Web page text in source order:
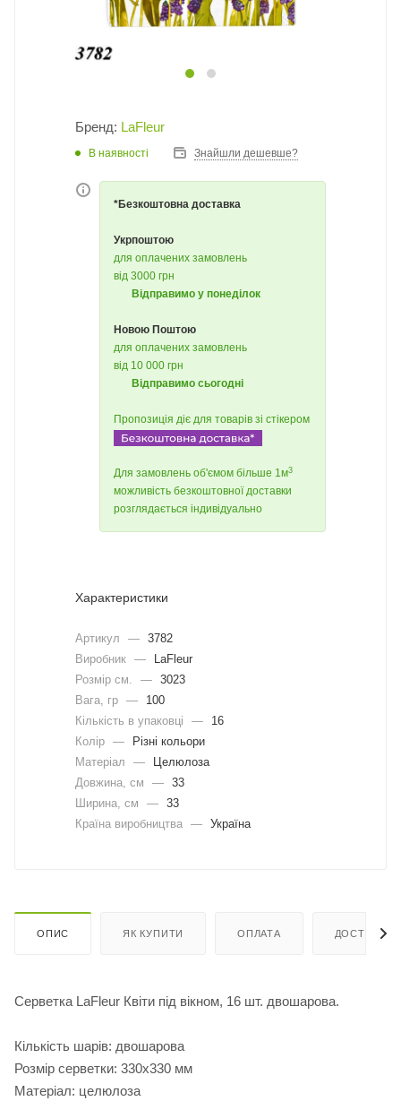
Бренд: LaFleur
В наявності Знайшли дешевше?
*Безкоштовна доставка
Укрпоштою
для оплачених замовлень
від 3000 грн
Відправимо у понеділок
Новою Поштою
для оплачених замовлень
від 10 000 грн
Відправимо сьогодні
Пропозиція діє для товарів зі стікером
Для замовлень об'ємом більше 1м3
можливість безкоштовної доставки
розглядається індивідуально
Характеристики
Артикул — 3782
Виробник —
LaFleur
Розмір см.
— 3023
Вага, гр —
100
Кількість в упаковці
—
16
Колір —
Різні кольори
Матеріал
—
Целюлоза
Довжина, cм
— 33
Ширина, cм
— 33
Країна виробництва — Україна
ОПИС ЯК КУПИТИ ОПЛАТА ДОСТАВКА
Серветка LaFleur Квіти під вікном, 16 шт. двошарова.
Кількість шарів: двошарова
Розмір серветки: 330х330 мм
Матеріал: целюлоза